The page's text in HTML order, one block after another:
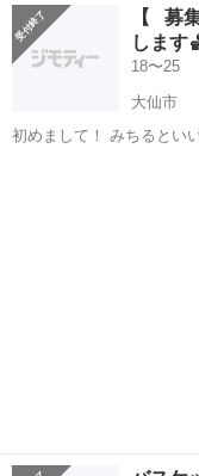
https://www.instagram.com/p/
した■...
秋田 バス
【⠀募
します
18〜25
大仙市
初めまして！ みちるとい